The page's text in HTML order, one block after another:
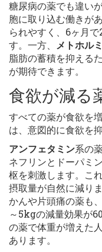
糖尿病の薬でも違い
胞に取り込む働きが
られやすく、6ヶ月
す。一方、
メトホル
脂肪の蓄積を抑える
が期待できます。
食欲が減る
すべての薬が食欲を
は、意図的に食欲を
アンフェタミン系の
ネフリンとドーパミ
枢を刺激します。こ
摂取量が自然に減り
かんや片頭痛の薬も
～5kgの減量効果が
の薬で体重が増えた
あります。